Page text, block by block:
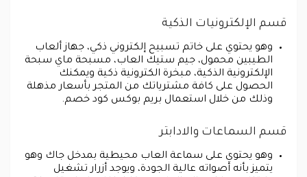
قسم الإلكترونيات الذكية
وهو يحتوي على خاتم تسبيح إلكتروني ذكي، جهاز ألعاب
الطيبين محمول، جيم ستيك العاب، مسبحة ماي سبحة
الإلكترونية الذكية، مبخرة الكترونية ذكية ويمكنك
الحصول على كافة مشترياتك من المتجر بأسعار مذهلة
وذلك من خلال استعمال بريم بوكس كود خصم.
قسم السماعات والادابتر
وهو يحتوي على سماعة العاب محيطية بمدخل جاك وهو
يتميز بأنه أصواته عالية الجودة، ويوجد أزرار تشغيل